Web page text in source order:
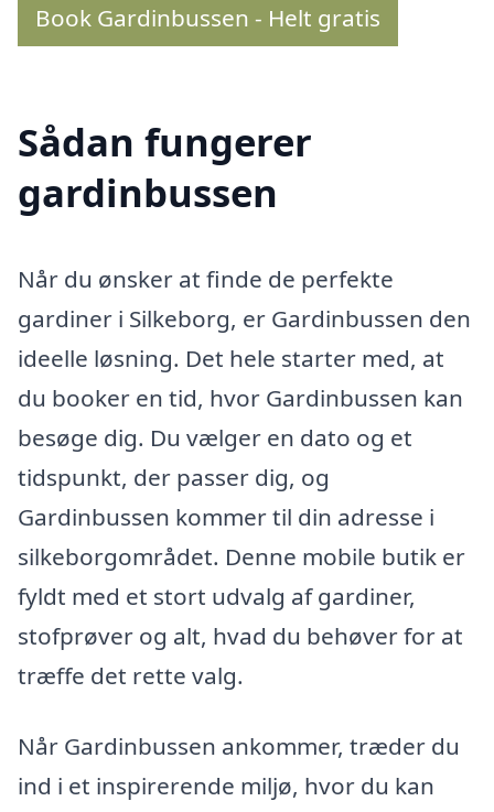
Book Gardinbussen - Helt gratis
Sådan fungerer
gardinbussen
Når du ønsker at finde de perfekte
gardiner i Silkeborg, er Gardinbussen den
ideelle løsning. Det hele starter med, at
du booker en tid, hvor Gardinbussen kan
besøge dig. Du vælger en dato og et
tidspunkt, der passer dig, og
Gardinbussen kommer til din adresse i
silkeborgområdet. Denne mobile butik er
fyldt med et stort udvalg af gardiner,
stofprøver og alt, hvad du behøver for at
træffe det rette valg.
Når Gardinbussen ankommer, træder du
ind i et inspirerende miljø, hvor du kan